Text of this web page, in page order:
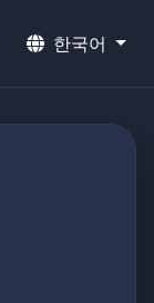
한국어